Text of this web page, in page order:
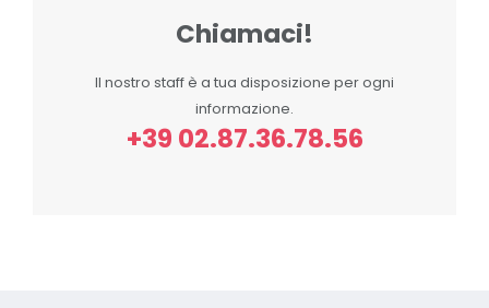
Chiamaci!
Il nostro staff è a tua disposizione per ogni
informazione.
+39 02.87.36.78.56